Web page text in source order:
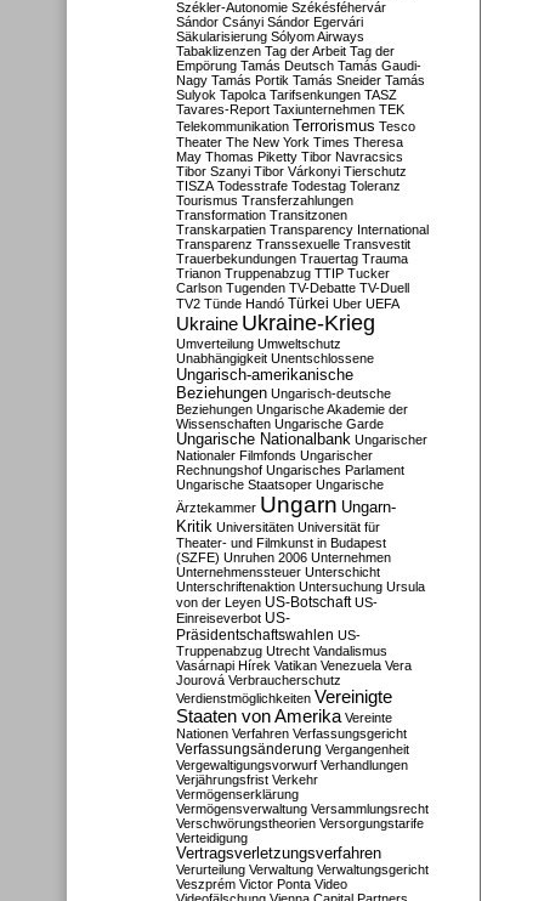
Székler-Autonomie Székésféhervár
Sándor Csányi Sándor Egervári
Säkularisierung Sólyom Airways
Tabaklizenzen Tag der Arbeit Tag der
Empörung Tamás Deutsch Tamás Gaudi-
Nagy Tamás Portik Tamás Sneider Tamás
Sulyok Tapolca Tarifsenkungen TASZ
Tavares-Report Taxiunternehmen TEK
Telekommunikation Terrorismus Tesco
Theater The New York Times Theresa
May Thomas Piketty Tibor Navracsics
Tibor Szanyi Tibor Várkonyi Tierschutz
TISZA Todesstrafe Todestag Toleranz
Tourismus Transferzahlungen
Transformation Transitzonen
Transkarpatien Transparency International
Transparenz Transsexuelle Transvestit
Trauerbekundungen Trauertag Trauma
Trianon Truppenabzug TTIP Tucker
Carlson Tugenden TV-Debatte TV-Duell
TV2 Tünde Handó Türkei Uber UEFA
Ukraine Ukraine-Krieg
Umverteilung Umweltschutz
Unabhängigkeit Unentschlossene
Ungarisch-amerikanische
Beziehungen Ungarisch-deutsche
Beziehungen Ungarische Akademie der
Wissenschaften Ungarische Garde
Ungarische Nationalbank Ungarischer
Nationaler Filmfonds Ungarischer
Rechnungshof Ungarisches Parlament
Ungarische Staatsoper Ungarische
Ärztekammer Ungarn Ungarn-
Kritik Universitäten Universität für
Theater- und Filmkunst in Budapest
(SZFE) Unruhen 2006 Unternehmen
Unternehmenssteuer Unterschicht
Unterschriftenaktion Untersuchung Ursula
von der Leyen US-Botschaft US-
Einreiseverbot US-
Präsidentschaftswahlen US-
Truppenabzug Utrecht Vandalismus
Vasárnapi Hírek Vatikan Venezuela Vera
Jourová Verbraucherschutz
Verdienstmöglichkeiten Vereinigte
Staaten von Amerika Vereinte
Nationen Verfahren Verfassungsgericht
Verfassungsänderung Vergangenheit
Vergewaltigungsvorwurf Verhandlungen
Verjährungsfrist Verkehr
Vermögenserklärung
Vermögensverwaltung Versammlungsrecht
Verschwörungstheorien Versorgungstarife
Verteidigung
Vertragsverletzungsverfahren
Verurteilung Verwaltung Verwaltungsgericht
Veszprém Victor Ponta Video